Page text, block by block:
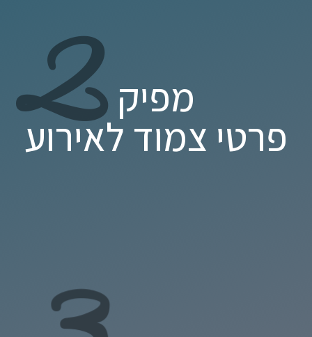
2 מפיק
פרטי צמוד לאירוע